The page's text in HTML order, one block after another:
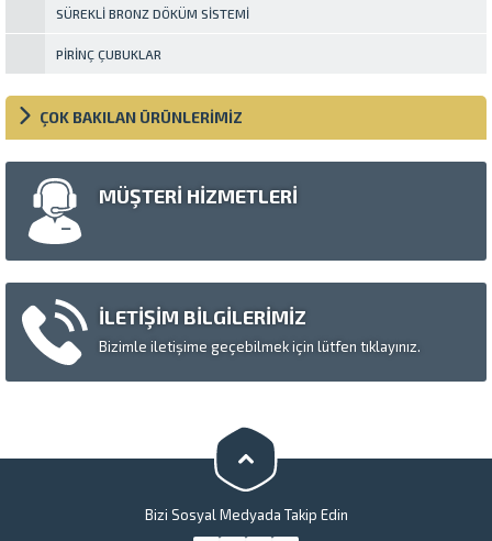
SÜREKLI BRONZ DÖKÜM SISTEMI
PIRINÇ ÇUBUKLAR
ÇOK BAKILAN ÜRÜNLERİMİZ
MÜŞTERİ HİZMETLERİ
İLETİŞİM BİLGİLERİMİZ
Bizimle iletişime geçebilmek için lütfen tıklayınız.
Bizi Sosyal Medyada Takip Edin
Müşteri Temsilcisi